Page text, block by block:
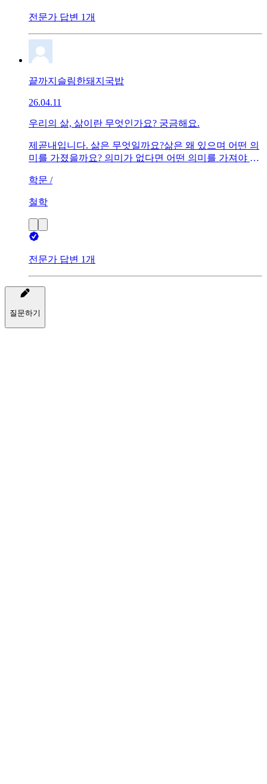
전문가 답변 1개
끝까지슬림한돼지국밥
26.04.11
우리의 삶, 삶이란 무엇인가요? 궁금해요.
제곧내입니다. 삶은 무엇일까요?삶은 왜 있으며 어떤 의
미를 가졌을까요? 의미가 없다면 어떤 의미를 가져야 할
학문 /
철학
전문가 답변 1개
질문하기